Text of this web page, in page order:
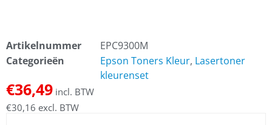
Artikelnummer
EPC9300M
Categorieën
Epson Toners Kleur, Lasertoner
kleurenset
€36,49 incl. BTW
€30,16 excl. BTW